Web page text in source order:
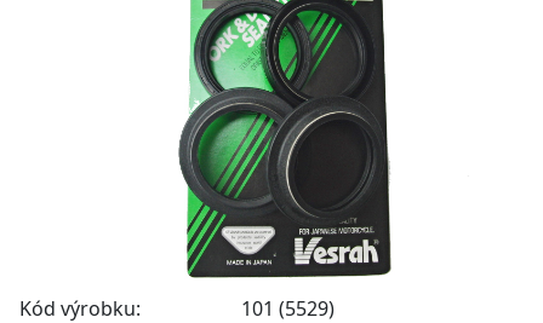
Kód výrobku:
101 (5529)